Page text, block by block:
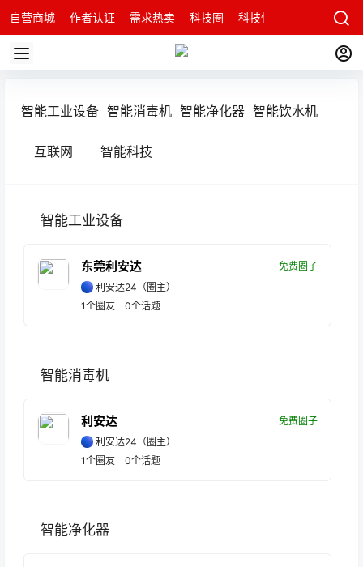
自营商城 作者认证 需求热卖 科技圈 科技快讯 智能科技问
智能工业设备 智能消毒机 智能净化器 智能饮水机
互联网 智能科技
智能工业设备
东莞利安达
免费圈子
利安达24 （圈主）
1个圈友 0个话题
智能消毒机
利安达
免费圈子
利安达24 （圈主）
1个圈友 0个话题
智能净化器